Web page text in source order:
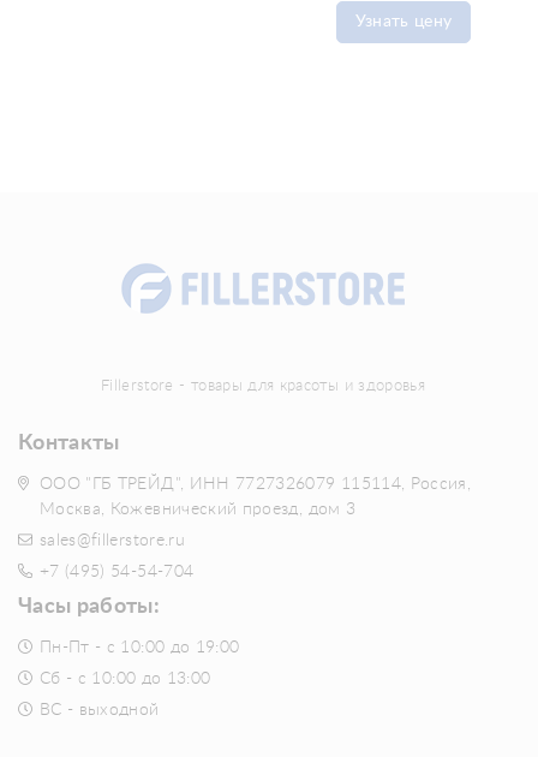
Узнать цену
Fillerstore - товары для красоты и здоровья
Контакты
ООО "ГБ ТРЕЙД", ИНН 7727326079 115114, Россия,
Москва, Кожевнический проезд, дом 3
sales@fillerstore.ru
+7 (495) 54-54-704
Часы работы:
Пн-Пт - с 10:00 до 19:00
Сб - с 10:00 до 13:00
ВС - выходной